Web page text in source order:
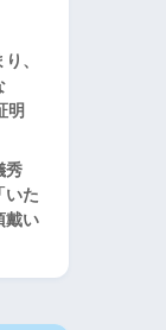
、
明
秀
いた
戴い